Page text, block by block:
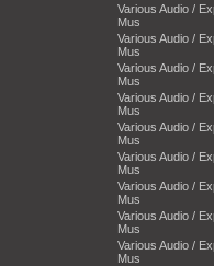
Various Audio /
Mus
Various Audio /
Mus
Various Audio /
Mus
Various Audio /
Mus
Various Audio /
Mus
Various Audio /
Mus
Various Audio /
Mus
Various Audio /
Mus
Various Audio /
Mus